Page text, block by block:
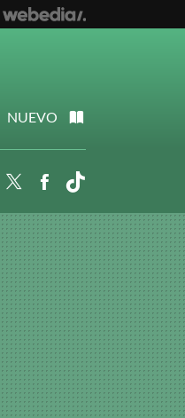
NUEVO
TelegramTwitterFacebook